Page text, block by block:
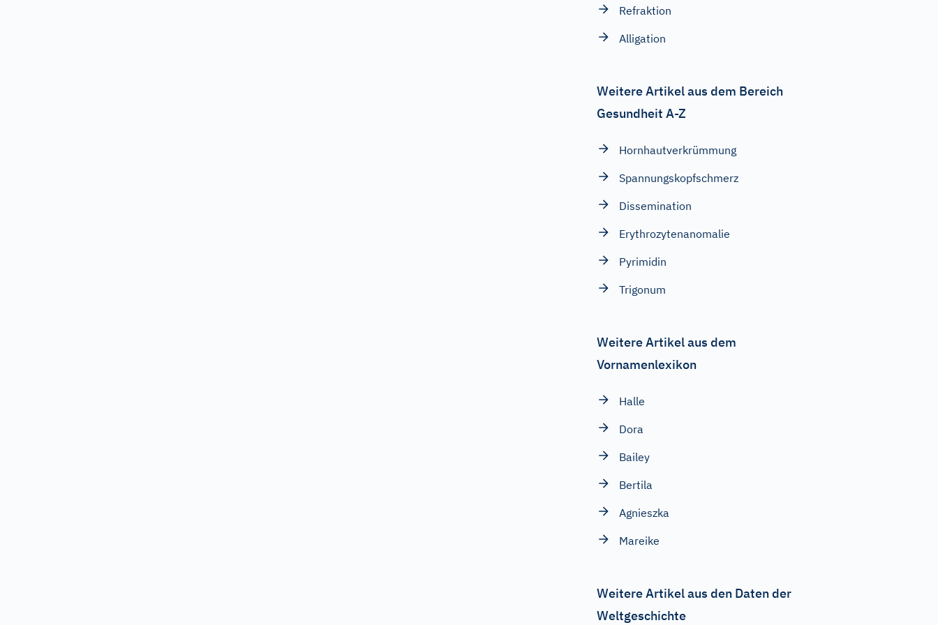
Refraktion
Alligation
Weitere Artikel aus dem Bereich
Gesundheit A-Z
Hornhautverkrümmung
Spannungskopfschmerz
Dissemination
Erythrozytenanomalie
Pyrimidin
Trigonum
Weitere Artikel aus dem
Vornamenlexikon
Halle
Dora
Bailey
Bertila
Agnieszka
Mareike
Weitere Artikel aus den Daten der
Weltgeschichte